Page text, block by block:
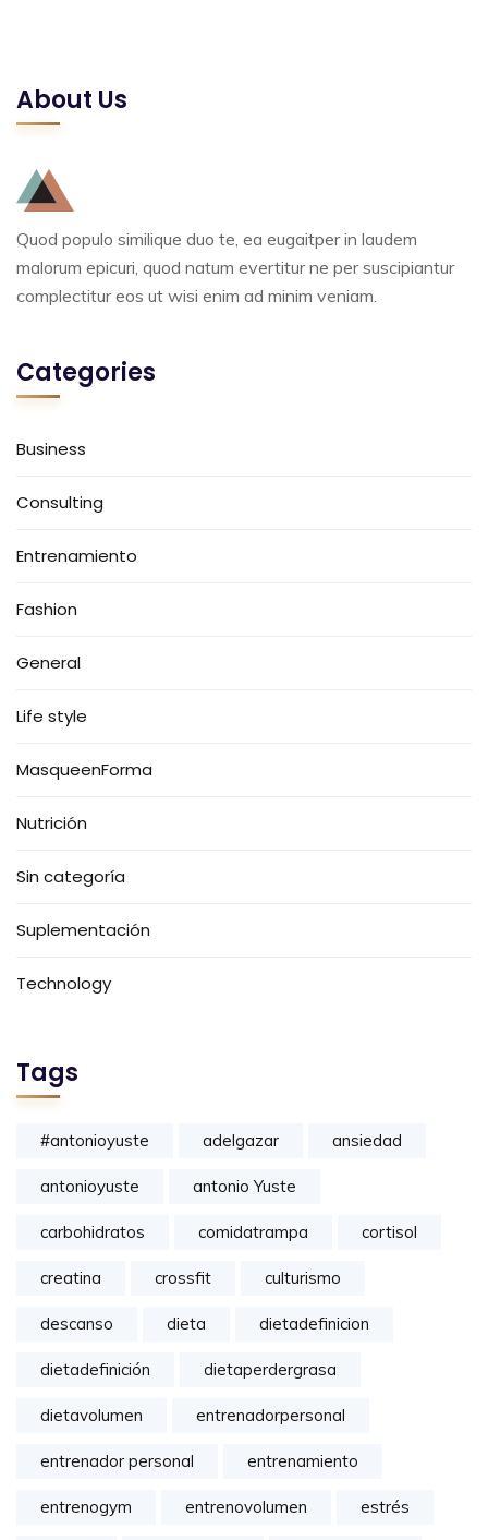
About Us
Quod populo similique duo te, ea eugaitper in laudem
malorum epicuri, quod natum evertitur ne per suscipiantur
complectitur eos ut wisi enim ad minim veniam.
Categories
Business
Consulting
Entrenamiento
Fashion
General
Life style
MasqueenForma
Nutrición
Sin categoría
Suplementación
Technology
Tags
#antonioyuste adelgazar ansiedad
antonioyuste antonio Yuste
carbohidratos comidatrampa cortisol
creatina crossfit culturismo
descanso dieta dietadefinicion
dietadefinición dietaperdergrasa
dietavolumen entrenadorpersonal
entrenador personal entrenamiento
entrenogym entrenovolumen estrés